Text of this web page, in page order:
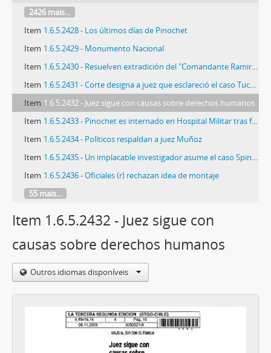
2426 mais...
Item 1.6.5.2428 - Los últimos días de Pinochet
Item 1.6.5.2429 - Monumento Nacional
Item 1.6.5.2430 - Resuelven extradición del "Comandante Ramiro"
Item 1.6.5.2431 - Corte designa a juez que esclareció el caso Tucapel para indagar a Spiniak
Item 1.6.5.2432 - Juez sigue con causas sobre derechos humanos
Item 1.6.5.2433 - Pinochet es internado en Hospital Militar tras fracturarse su mano izquierda
Item 1.6.5.2434 - Políticos respaldan a juez Muñoz
Item 1.6.5.2435 - Un implacable investigador asume el caso Spiniak
Item 1.6.5.2436 - Oficiales (r) rechazan idea de montaje
55 mais...
Item 1.6.5.2432 - Juez sigue con
causas sobre derechos humanos
Outros idiomas disponíveis